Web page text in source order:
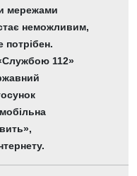
мережами
неможливим,
потрібен.
112»